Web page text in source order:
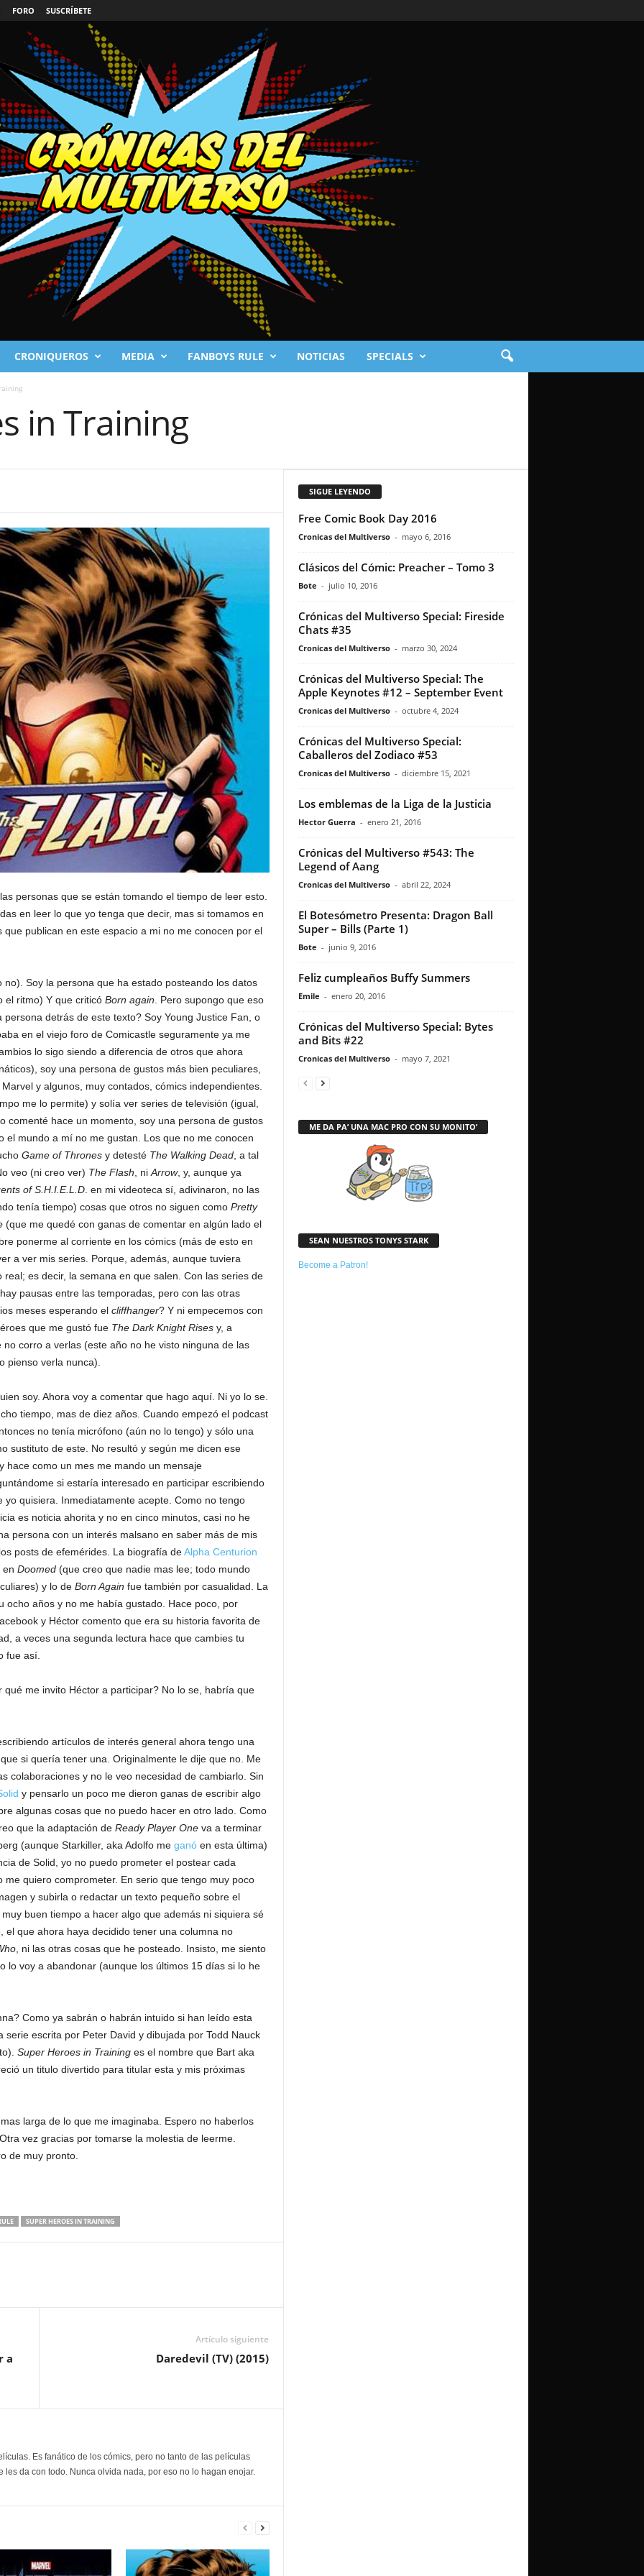
FORO SUSCRÍBETE
CRONIQUEROS MEDIA FANBOYS RULE NOTICIAS SPECIALS
in Training
personas que se están tomando el tiempo de leer esto.
en leer lo que yo tenga que decir, mas si tomamos en
publican en este espacio a mi no me conocen por el
Soy la persona que ha estado posteando los datos
el ritmo) Y que criticó Born again. Pero supongo que eso
detrás de este texto? Soy Young Justice Fan, o
en el viejo foro de Comicastle seguramente ya me
lo sigo siendo a diferencia de otros que ahora
soy una persona de gustos más bien peculiares,
y algunos, muy contados, cómics independientes.
me lo permite) y solía ver series de televisión (igual,
comenté hace un momento, soy una persona de gustos
el mundo a mí no me gustan. Los que no me conocen
Game of Thronesy detesté The Walking Dead, a tal
veo (ni creo ver) The Flash, niArrow, y, aunque ya
of S.H.I.E.L.D. en mi videoteca sí, adivinaron, no las
tenía tiempo) cosas que otros no siguen como Pretty
(que me quedé con ganas de comentar en algún lado el
ponerme al corriente en los cómics (más de esto en
a ver mis series. Porque, además, aunque tuviera
es decir, la semana en que salen. Con las series de
pausas entre las temporadas, pero con las otras
meses esperando el cliffhanger? Y ni empecemos con
que me gustó fue The Dark Knight Risesy, a
corro a verlas (este año no he visto ninguna de las
pienso verla nunca).
soy. Ahora voy a comentar que hago aquí. Ni yo lo se.
tiempo, mas de diez años. Cuando empezó el podcast
no tenía micrófono (aún no lo tengo) y sólo una
sustituto de este. No resultó y según me dicen ese
hace como un mes me mando un mensaje
si estaría interesado en participar escribiendo
quisiera. Inmediatamente acepte. Como no tengo
es noticia ahorita y no en cinco minutos, casi no he
persona con un interés malsano en saber más de mis
posts de efemérides. La biografía deAlpha Centurion
en Doomed(que creo que nadie mas lee; todo mundo
y lo de Born Again fue también por casualidad. La
ocho años y no me había gustado. Hace poco, por
y Héctor comento que era su historia favorita de
a veces una segunda lectura hace que cambies tu
fue así.
me invito Héctor a participar? No lo se, habría que
artículos de interés general ahora tengo una
si quería tener una. Originalmente le dije que no. Me
colaboraciones y no le veo necesidad de cambiarlo. Sin
y pensarlo un poco me dieron ganas de escribir algo
algunas cosas que no puedo hacer en otro lado. Como
que la adaptación de Ready Player Oneva a terminar
(aunque Starkiller, aka Adolfo me ganóen esta última)
de Solid, yo no puedo prometer el postear cada
quiero comprometer. En serio que tengo muy poco
y subirla o redactar un texto pequeño sobre el
buen tiempo a hacer algo que además ni siquiera sé
el que ahora haya decidido tener una columna no
, ni las otras cosas que he posteado. Insisto, me siento
lo voy a abandonar (aunque los últimos 15 días si lo he
Como ya sabrán o habrán intuido si han leído esta
serie escrita por Peter David y dibujada por Todd Nauck
Super Heroes in Traininges el nombre que Bart aka
un titulo divertido para titular esta y mis próximas
larga de lo que me imaginaba. Espero no haberlos
vez gracias por tomarse la molestia de leerme.
de muy pronto.
SUPER HEROES IN TRAINING
a
Artículo siguiente
Daredevil (TV) (2015)
Es fanático de los cómics, pero no tanto de las películas
les da con todo. Nunca olvida nada, por eso no lo hagan enojar.
SIGUE LEYENDO
Free Comic Book Day 2016
Cronicas del Multiverso - mayo 6, 2016
Clásicos del Cómic: Preacher – Tomo 3
Bote - julio 10, 2016
Crónicas del Multiverso Special: Fireside
Chats #35
Cronicas del Multiverso - marzo 30, 2024
Crónicas del Multiverso Special: The
Apple Keynotes #12 – September Event
Cronicas del Multiverso - octubre 4, 2024
Crónicas del Multiverso Special:
Caballeros del Zodiaco #53
Cronicas del Multiverso - diciembre 15, 2021
Los emblemas de la Liga de la Justicia
Hector Guerra - enero 21, 2016
Crónicas del Multiverso #543: The
Legend of Aang
Cronicas del Multiverso - abril 22, 2024
El Botesómetro Presenta: Dragon Ball
Super – Bills (Parte 1)
Bote - junio 9, 2016
Feliz cumpleaños Buffy Summers
Emile - enero 20, 2016
Crónicas del Multiverso Special: Bytes
and Bits #22
Cronicas del Multiverso - mayo 7, 2021
ME DA PA’ UNA MAC PRO CON SU MONITO’
SEAN NUESTROS TONYS STARK
Become a Patron!